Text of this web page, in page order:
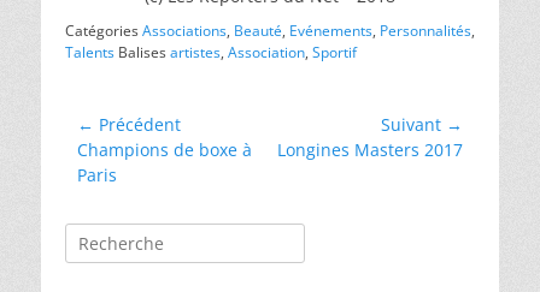
CatégoriesAssociations, Beauté, Evénements, Personnalités,
Talents Balisesartistes, Association, Sportif
Navigation
de
l’article
← Précédent
Article
précédent :
Champions de boxe à
Paris
Suivant →
Article
Longines Masters 2017
Rechercher :